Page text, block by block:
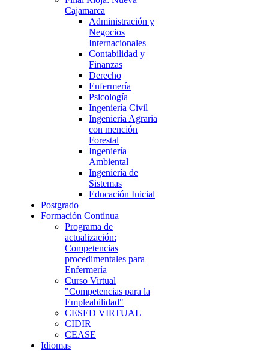
Cajamarca
Administración y
Negocios
Internacionales
Contabilidad y
Finanzas
Derecho
Enfermería
Psicología
Ingeniería Civil
Ingeniería Agraria
con mención
Forestal
Ingeniería
Ambiental
Ingeniería de
Sistemas
Educación Inicial
Postgrado
Formación Continua
Programa de
actualización:
Competencias
procedimentales para
Enfermería
Curso Virtual
"Competencias para la
Empleabilidad"
CESED VIRTUAL
CIDIR
CEASE
Idiomas